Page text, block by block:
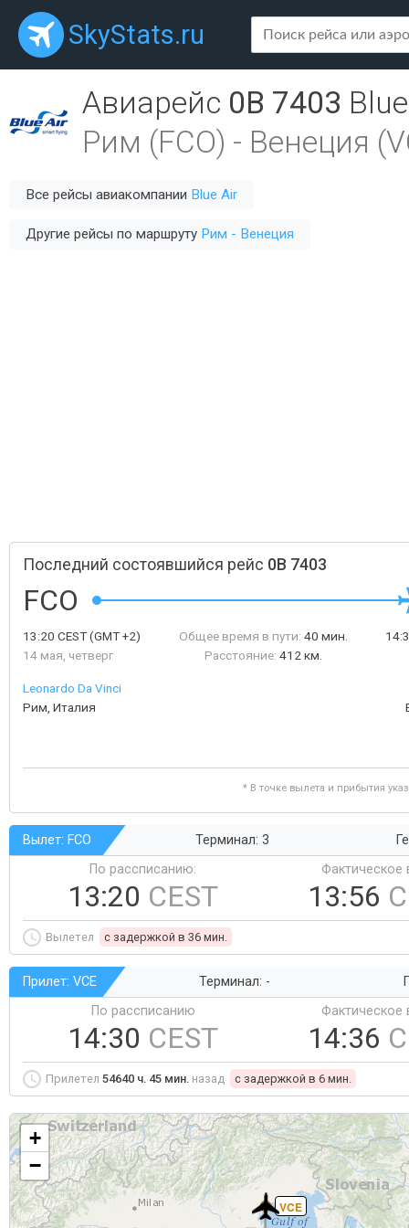
SkyStats.ru
Авиарейс 0B 7403
Рим (FCO) - Венеция
Все рейсы авиакомпании Blue Air
Другие рейсы по маршруту Рим - Венеция
Последний состоявшийся рейс 0B 7403
FCO
13:20 CEST(GMT +2)
14 мая, четверг
Общее время в пути: 40 мин.
Расстояние: 412 км.
Leonardo Da Vinci
Рим, Италия
* В точке вылета и прибытия
Вылет: FCO Терминал: 3
По рассписанию:
13:20 CEST
Фактическое
13:56
Вылетел c задержкой в 36 мин.
Прилет: VCE Терминал: -
По рассписанию
14:30 CEST
Фактическое
14:36
Прилетел 54640 ч. 45 мин. назад c задержкой в 6 мин.
VCE
+
−